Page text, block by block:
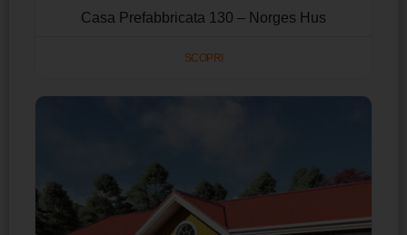
Casa Prefabbricata 130 – Norges Hus
SCOPRI